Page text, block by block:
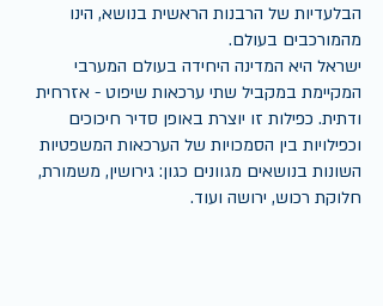
הבלעדיות של הרבנות הראשית בנושא, הינו
מהמורכבים בעולם.
ישראל היא המדינה היחידה בעולם המערבי
המקיימת במקביל שתי ערכאות שיפוט - אזרחית
ודתית. כפילות זו יוצרת באופן סדיר חיכוכים
וכפילויות בין הסמכויות של הערכאות המשפטיות
השונות בנושאים מגוונים כגון: גירושין, משמורת,
חלוקת רכוש, ירושה ועוד.